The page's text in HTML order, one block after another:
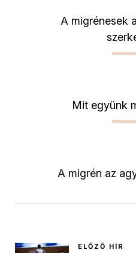
A migrénesek
Mit együnk
A migrén az
ELŐZŐ HÍR